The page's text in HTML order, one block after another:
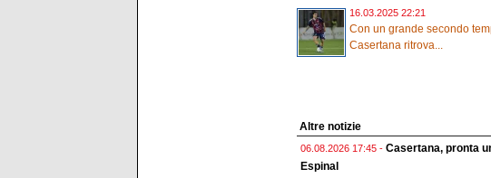
16.03.2025 22:21
Con un grande secondo
Casertana ritrova...
Altre notizie
06.08.2026 17:45 - Casertana, pronta
Espinal